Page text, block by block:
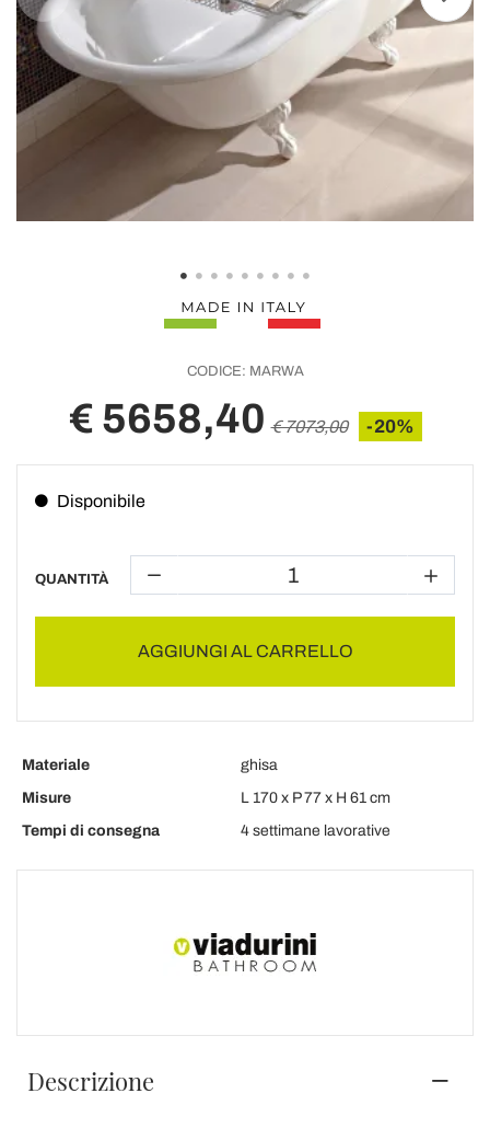
CODICE: MARWA
€ 5658,40 € 7073,00 -20%
Disponibile
QUANTITÀ
AGGIUNGI AL CARRELLO
Materiale
ghisa
Misure
L 170 x P 77 x H 61 cm
Tempi di consegna
4 settimane lavorative
Descrizione